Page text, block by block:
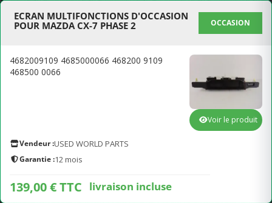
ECRAN MULTIFONCTIONS D'OCCASION
POUR MAZDA CX-7 PHASE 2
OCCASION
4682009109 4685000066 468200 9109
468500 0066
Vendeur :USED WORLD PARTS
Garantie :12 mois
139,00 € TTC livraison incluse
Voir le produit